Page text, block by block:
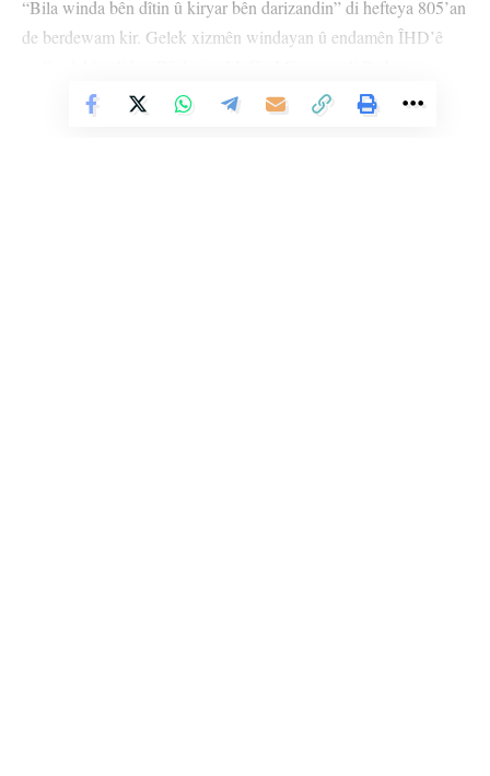
“Bila winda bên dîtin û kiryar bên darizandin” di hefteya 805’an
de berdewam kir. Gelek xizmên windayan û endamên ÎHD’ê
Koşuyoluyê bûn. Di daxuyaniyê de pankarta wêneyên windayan
Vê Nûçeyê Bixwîne